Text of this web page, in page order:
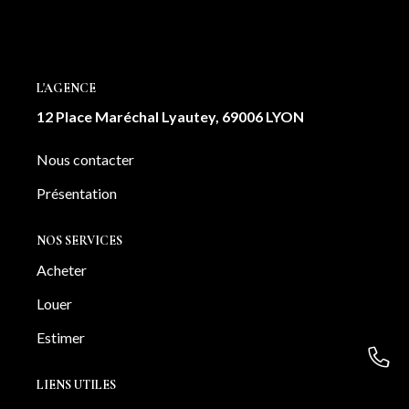
L'AGENCE
12 Place Maréchal Lyautey, 69006 LYON
Nous contacter
Présentation
NOS SERVICES
Acheter
Louer
Estimer
LIENS UTILES